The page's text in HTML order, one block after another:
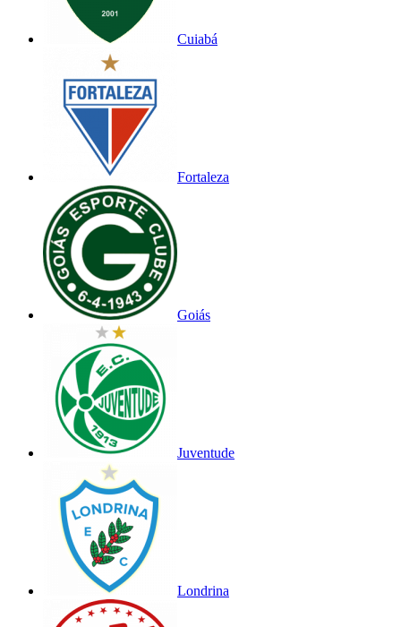
Cuiabá
Fortaleza
Goiás
Juventude
Londrina